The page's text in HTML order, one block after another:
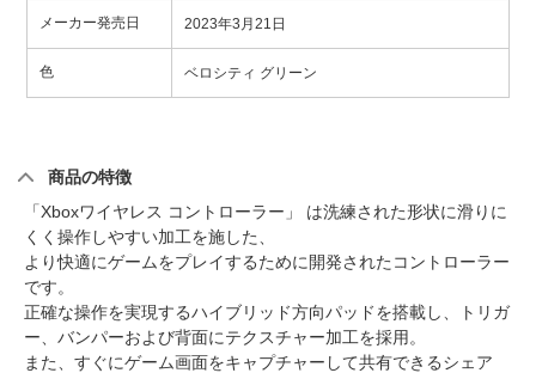
メーカー発売日 2023年3月21日
色 ベロシティ グリーン
商品の特徴
「Xboxワイヤレス コントローラー」 は洗練された形状に滑りに
くく操作しやすい加工を施した、
より快適にゲームをプレイするために開発されたコントローラー
です。
正確な操作を実現するハイブリッド方向パッドを搭載し、トリガ
ー、バンパーおよび背面にテクスチャー加工を採用。
また、すぐにゲーム画面をキャプチャーして共有できるシェア